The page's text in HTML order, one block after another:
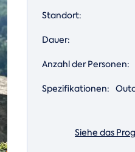
Standort:
Dauer:
Anzahl der Personen:
Spezifikationen:
Siehe das